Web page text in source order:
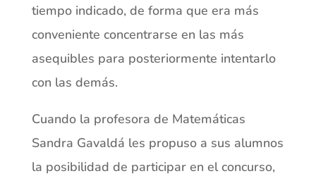
tiempo indicado, de forma que era más
conveniente concentrarse en las más
asequibles para posteriormente intentarlo
con las demás.
Cuando la profesora de Matemáticas
Sandra Gavaldá les propuso a sus alumnos
la posibilidad de participar en el concurso,